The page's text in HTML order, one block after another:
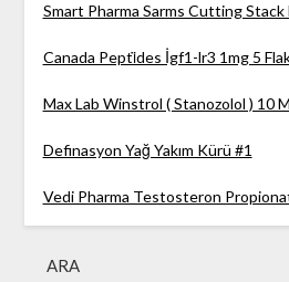
Smart Pharma Sarms Cutting Stack
Canada Pepti̇des İgf1-lr3 1mg 5
Max Lab Winstrol ( Stanozolol ) 10
Definasyon Yağ Yakım Kürü #1
Vedi Pharma Testosteron
ARA